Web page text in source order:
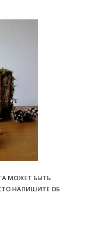
МОЖЕТ БЫТЬ
НАПИШИТЕ ОБ